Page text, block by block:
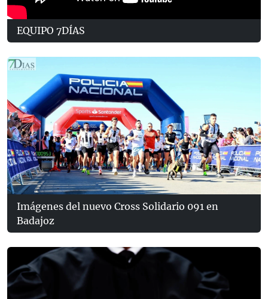
EQUIPO 7DÍAS
Imágenes del nuevo Cross Solidario 091 en
Badajoz